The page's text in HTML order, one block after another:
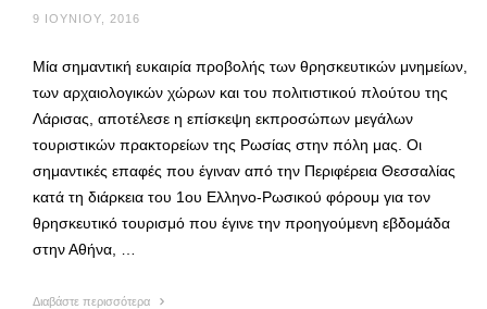
9 ΙΟΥΝΊΟΥ, 2016
Μία σημαντική ευκαιρία προβολής των θρησκευτικών μνημείων,
των αρχαιολογικών χώρων και του πολιτιστικού πλούτου της
Λάρισας, αποτέλεσε η επίσκεψη εκπροσώπων μεγάλων
τουριστικών πρακτορείων της Ρωσίας στην πόλη μας. Οι
σημαντικές επαφές που έγιναν από την Περιφέρεια Θεσσαλίας
κατά τη διάρκεια του 1ου Ελληνο-Ρωσικού φόρουμ για τον
θρησκευτικό τουρισμό που έγινε την προηγούμενη εβδομάδα
στην Αθήνα, …
Διαβάστε περισσότερα